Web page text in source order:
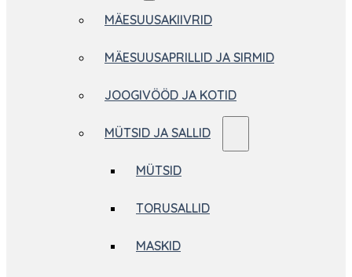
MÄESUUSAKIIVRID
MÄESUUSAPRILLID JA SIRMID
JOOGIVÖÖD JA KOTID
MÜTSID JA SALLID
MÜTSID
TORUSALLID
MASKID